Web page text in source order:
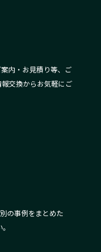
内・お見積り等、ご
交換からお気軽にご
の事例をまとめた